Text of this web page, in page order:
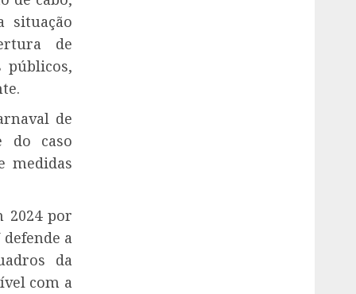
situação
de
públicos,
de
do caso
medidas
2024 por
a
da
com a